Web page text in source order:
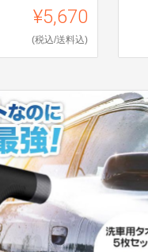
¥5,670
(税込/送料込)